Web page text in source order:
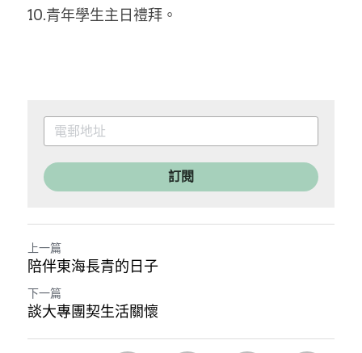
10.青年學生主日禮拜。
訂閱
上一篇
陪伴東海長青的日子
下一篇
談大專團契生活關懷